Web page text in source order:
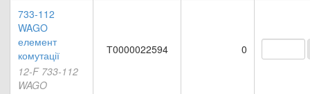
733-112
WAGO
елемент
комутації
12-F 733-112
WAGO
Т0000022594 0